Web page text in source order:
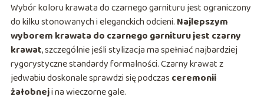
Wybór koloru krawata do czarnego garnituru jest ograniczony
do kilku stonowanych i eleganckich odcieni. Najlepszym
wyborem krawata do czarnego garnituru jest czarny
krawat, szczególnie jeśli stylizacja ma spełniać najbardziej
rygorystyczne standardy formalności. Czarny krawat z
jedwabiu doskonale sprawdzi się podczas ceremonii
żałobneji na wieczorne gale.